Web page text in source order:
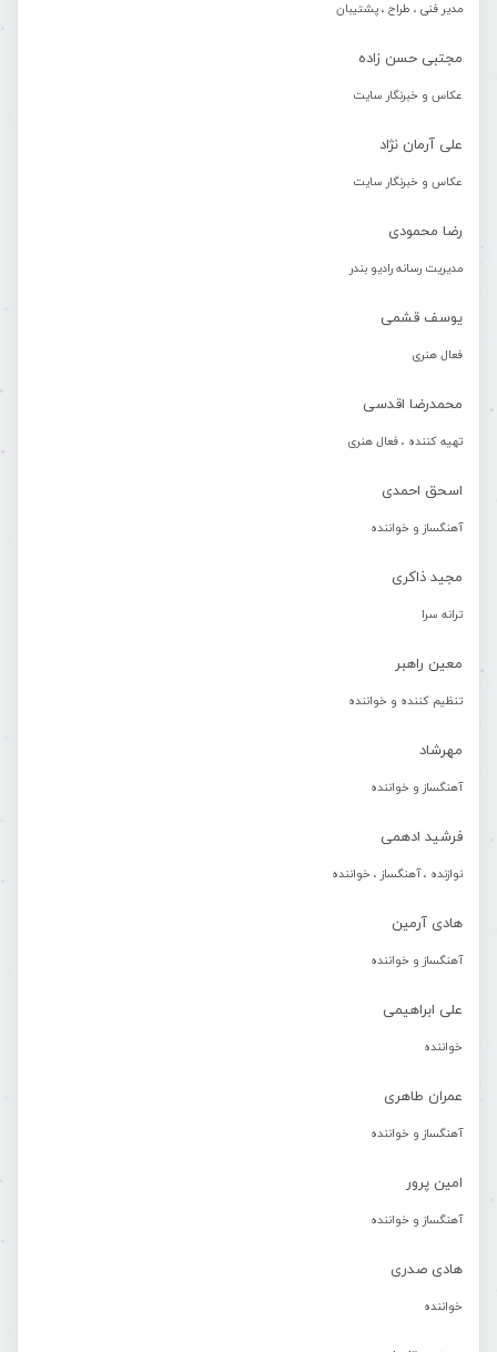
مدیر فنی ، طراح ، پشتیبان
مجتبی حسن زاده
عکاس و خبرنگار سایت
علی آرمان نژاد
عکاس و خبرنگار سایت
رضا محمودی
مدیریت رسانه رادیو بندر
یوسف قشمی
فعال هنری
محمدرضا اقدسی
تهیه کننده ، فعال هنری
اسحق احمدی
آهنگساز و خواننده
مجید ذاکری
ترانه سرا
معین راهبر
تنظیم کننده و خواننده
مهرشاد
آهنگساز و خواننده
فرشید ادهمی
نوازنده ، آهنگساز ، خواننده
هادی آرمین
آهنگساز و خواننده
علی ابراهیمی
خواننده
عمران طاهری
آهنگساز و خواننده
امین پرور
آهنگساز و خواننده
هادی صدری
خواننده